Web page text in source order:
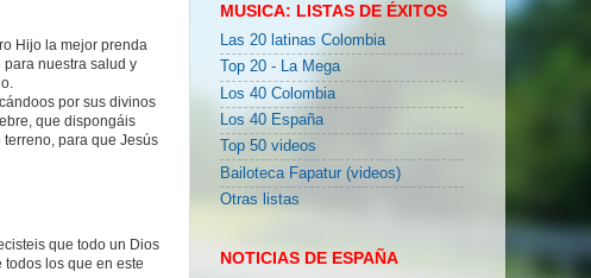
Hijo la mejor prenda
nuestra salud y
por sus divinos
que dispongáis
para que Jesús
que todo un Dios
los que en este
MUSICA: LISTAS DE ÉXITOS
Las 20 latinas Colombia
Top 20 - La Mega
Los 40 Colombia
Los 40 España
Top 50 videos
Bailoteca Fapatur (videos)
Otras listas
NOTICIAS DE ESPAÑA